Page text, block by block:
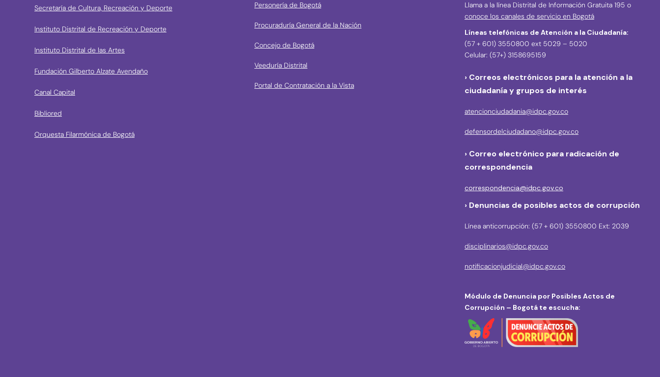
Secretaría de Cultura, Recreación y Deporte
Instituto Distrital de Recreación y Deporte
Instituto Distrital de las Artes
Fundación Gilberto Alzate Avendaño
Canal Capital
Bibliored
Orquesta Filarmónica de Bogotá
Personería de Bogotá
Procuraduría General de la Nación
Concejo de Bogotá
Veeduría Distrital
Portal de Contratación a la Vista
Llama a la línea Distrital de Información Gratuita 195 o
conoce los canales de servicio en Bogotá
Líneas telefónicas de Atención a la Ciudadanía:
(57 + 601) 3550800 ext 5029 – 5020
Celular: (57+) 3158695159
› Correos electrónicos para la atención a la
ciudadanía y grupos de interés
atencionciudadania@idpc.gov.co
defensordelciudadano@idpc.gov.co
› Correo electrónico para radicación de
correspondencia
correspondencia@idpc.gov.co
› Denuncias de posibles actos de corrupción
Línea anticorrupción: (57 + 601) 3550800 Ext: 2039
disciplinarios@idpc.gov.co
notificacionjudicial@idpc.gov.co
Módulo de Denuncia por Posibles Actos de
Corrupción – Bogotá te escucha: